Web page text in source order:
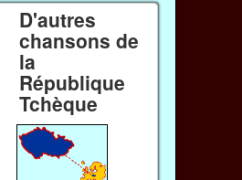
D'autres
chansons de
la
République
Tchèque